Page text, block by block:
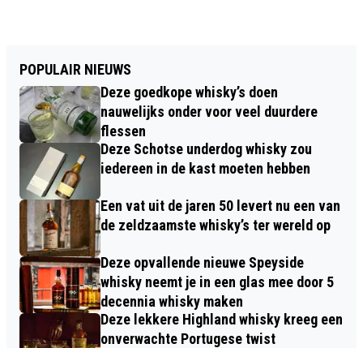
POPULAIR NIEUWS
Deze goedkope whisky’s doen
nauwelijks onder voor veel duurdere
flessen
Deze Schotse underdog whisky zou
iedereen in de kast moeten hebben
Een vat uit de jaren 50 levert nu een van
de zeldzaamste whisky’s ter wereld op
Deze opvallende nieuwe Speyside
whisky neemt je in een glas mee door 5
decennia whisky maken
Deze lekkere Highland whisky kreeg een
onverwachte Portugese twist